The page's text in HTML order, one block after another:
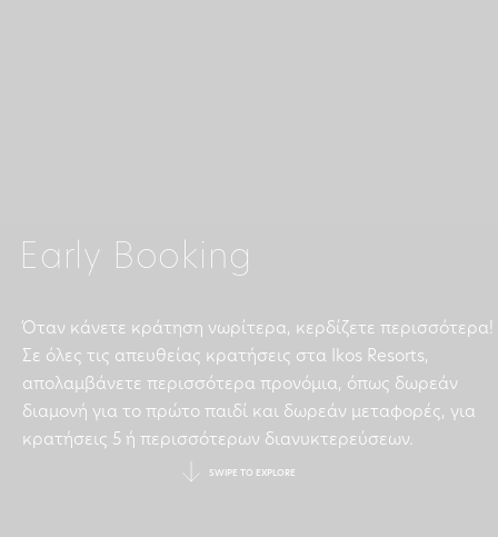
Early Booking
Όταν κάνετε κράτηση νωρίτερα, κερδίζετε περισσότερα!
Σε όλες τις απευθείας κρατήσεις στα Ikos Resorts,
απολαμβάνετε περισσότερα προνόμια, όπως δωρεάν
διαμονή για το πρώτο παιδί και δωρεάν μεταφορές, για
κρατήσεις 5 ή περισσότερων διανυκτερεύσεων.
SWIPE TO EXPLORE